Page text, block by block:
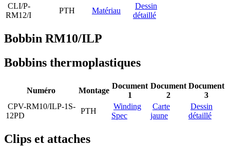
CLI/P-
RM12/I
PTH Matériau
Dessin
détaillé
Bobbin RM10/ILP
Bobbins thermoplastiques
Numéro Montage
Document
1
Document
2
Document
3
CPV-RM10/ILP-1S-
12PD
PTH
Winding
Spec
Carte
jaune
Dessin
détaillé
Clips et attaches